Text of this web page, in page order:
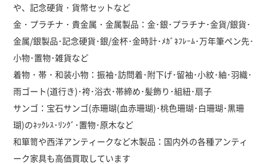
や、記念硬貨・貨幣セットなど
金・プラチナ・貴金属・金属製品：金･銀･プラチナ･金貨/銀貨･
金属/銀製品･記念硬貨･銀/金杯･金時計･ﾒｶﾞﾈﾌﾚｰﾑ･万年筆ペン先･
小物･置物･雑貨など
着物・帯・和装小物：振袖･訪問着･附下げ･留袖･小紋･紬･羽織･
雨ゴート(道行き)･袴･浴衣･帯締め･髪飾り･組紐･扇子
サンゴ：宝石サンゴ(赤珊瑚(血赤珊瑚)･桃色珊瑚･白珊瑚･黒珊
瑚)のﾈｯｸﾚｽ･ﾘﾝｸﾞ･置物･原木など
和箪笥や西洋アンティークなど木製品：国内外の各種アンティ
ーク家具も高価買取しています